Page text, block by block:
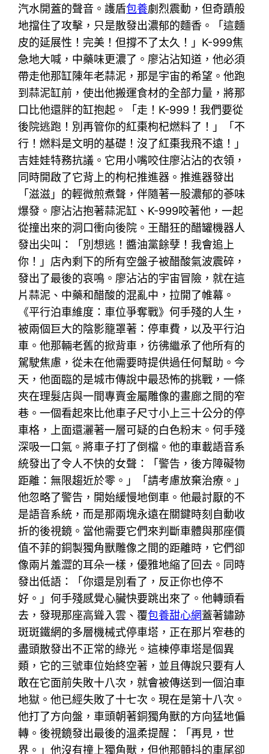
汽水開蓋的聲音。護盾包養劇烈震動，但奇蹟般
地擋住了攻擊，只是散發出濃郁的麵香。「這麵
皮的延展性！完美！但撐不了太久！」K-999焦
急地大喊，中藥味更濃了。廖沾沾知道，他必須
帶走他那缸陳年老蒜泥，那是宇宙的希望。他跑
到蒜泥缸前，使出他搬運食材的全部力量，將那
口比他還胖的缸抱起。「走！K-999！我們要從
後院逃跑！別再管你的紅棗枸杞燃料了！」「不
行！燃料是文明的基礎！沒了紅棗我飛不遠！」
吉娃娃特務抗議。它用小嘴咬住廖沾沾的衣領，
同時開啟了它背上的枸杞推進器。推進器發出
「滋滋」的輕微煎煮聲，伴隨著一股濃郁的蔘味
爆發。廖沾沾抱著蒜泥缸、K-999咬著他，一起
從撞出來的洞口衝向後院。王醋狂的醋罐機器人
發出尖叫：「別想逃！醬油黨餘孽！我會追上
你！」店內剩下的所有空盤子被醋酸氣波震碎，
發出了最後的哀鳴。廖沾沾的宇宙冒險，就在這
片蒜泥、中藥和醋酸的混亂中，拉開了帷幕。
《平行泊車維度：車位爭奪戰》何手殘的人生，
被兩個巨大的陰影籠罩著：停車費，以及平行泊
車。他那輛老舊的掀背車，彷彿繼承了他所有的
駕駛焦慮，從未在他需要時提供過任何幫助。今
天，他面臨的是城市傳說中最恐怖的挑戰，一條
夾在理髮店與一間專賣金屬雕像的畫廊之間的窄
巷。一個看起來比他車子尺寸小上三十公分的停
車格，上面還灑著一層可疑的白色粉末。何手殘
深吸一口氣。將車子打了倒檔。他的車載語音系
統發出了令人不快的女聲：「警告，後方障礙物
距離：無限趨近於零。」「請考慮放棄治療。」
他忽略了警告，開始緩慢地倒車。他最討厭的不
是語音系統，而是那兩塊永遠在關鍵時刻自動收
折的後視鏡。當他需要它們來判斷車體與那座價
值不菲的銅製獨角獸雕像之間的距離時，它們卻
像兩片羞澀的耳朵一樣，優雅地縮了回去。同時
發出低語：「你還是別看了，反正你也停不
好。」何手殘感覺心臟快要跳出來了。他轉頭看
去，發現那座高聳入雲、覆包養甜心網蓋著鏽跡
斑斑鐵網的多層機械式停車塔，正在那片窄巷的
盡頭散發出不正常的綠光。這棟停車塔是個異
類，它的三號車位始終空著，並且傳說只要有人
敢在它面前失敗十八次，就會被傳送到一個泊車
地獄。他已經失敗了十七次。現在是第十八次。
他打了方向盤，車頭朝著銅獨角獸的方向猛地偏
轉。後視鏡發出最後的溫柔提醒：「再見，世
界。」他沒有撞上獨角獸，但他那顫抖的車尾卻